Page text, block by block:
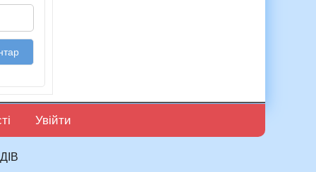
Увійти